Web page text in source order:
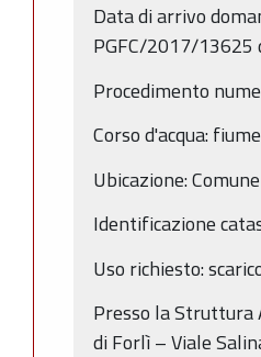
Data di arrivo
PGFC/2017/
Procedimento
Corso d'acqua:
Ubicazione:
Identificazione
Uso richiesto:
Presso la Struttura
di Forlì – Viale